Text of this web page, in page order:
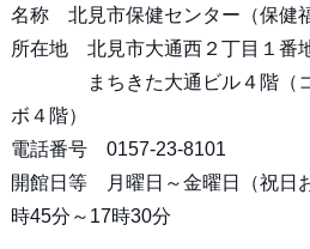
名称 北見市保健センター（保健
所在地 北見市大通西２丁目１番
まちきた大通ビル４階（コ
ボ４階）
電話番号 0157-23-8101
開館日等 月曜日～金曜日（祝日
時45分～17時30分